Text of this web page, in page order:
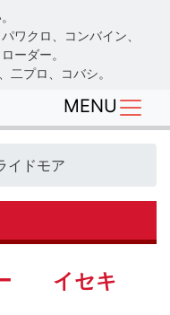
ワクロ、コンバイン、
ーダー。
二プロ、コバシ。
MENU
イドモア
イセキ